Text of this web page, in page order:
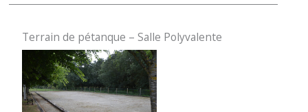
Terrain de pétanque – Salle Polyvalente